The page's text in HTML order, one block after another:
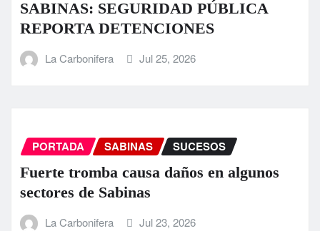
SABINAS: SEGURIDAD PÚBLICA
REPORTA DETENCIONES
La Carbonifera Jul 25, 2026
PORTADA SABINAS SUCESOS
Fuerte tromba causa daños en algunos
sectores de Sabinas
La Carbonifera Jul 23, 2026